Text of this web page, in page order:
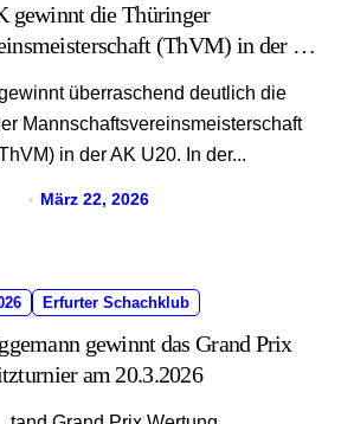
gewinnt die Thüringer
(ThVM) in der AK
überraschend deutlich die
Mannschaftsvereinsmeisterschaft
in der AK U20. In der...
März 22, 2026
Erfurter Schachklub
gewinnt das Grand Prix
am 20.3.2026